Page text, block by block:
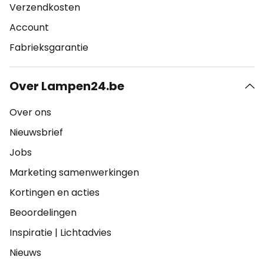
Verzendkosten
Account
Fabrieksgarantie
Over Lampen24.be
Over ons
Nieuwsbrief
Jobs
Marketing samenwerkingen
Kortingen en acties
Beoordelingen
Inspiratie | Lichtadvies
Nieuws